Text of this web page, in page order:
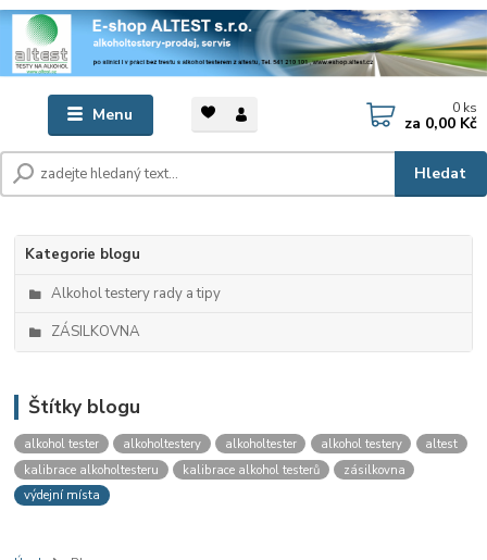
Menu
Hledat
0 ks
za 0,00 Kč
Kategorie blogu
Alkohol testery rady a tipy
ZÁSILKOVNA
Štítky blogu
alkohol tester alkoholtestery alkoholtester alkohol testery
altest
kalibrace alkoholtesteru
kalibrace alkohol testerů
zásilkovna
výdejní místa